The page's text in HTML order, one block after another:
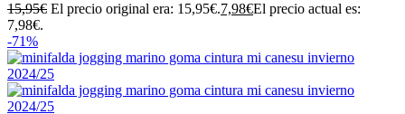
15,95€ El precio original era: 15,95€.7,98€El precio actual es:
7,98€.
-71%